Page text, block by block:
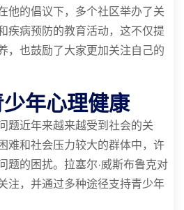
他的倡议下，多个社区举办了关
疾病预防的教育活动，这不仅提
，也鼓励了大家更加关注自己的
年心理健康
题近年来越来越受到社会的关
难和社会压力较大的群体中，许
题的困扰。拉塞尔·威斯布鲁克对
注，并通过多种途径支持青少年